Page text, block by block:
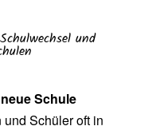
und
Schule
Schüler oft in